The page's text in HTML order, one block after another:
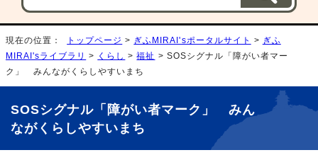
現在の位置： トップページ > ぎふMIRAI'sポータルサイト > ぎふ
MIRAI'sライブラリ > くらし >福祉 > SOSシグナル「障がい者マー
ク」 みんながくらしやすいまち
SOSシグナル「障がい者マーク」 みん
ながくらしやすいまち